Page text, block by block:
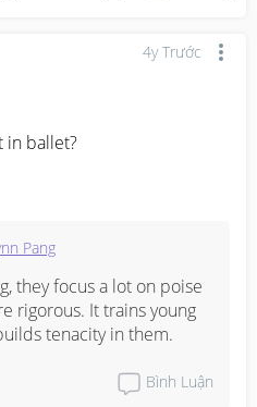
4y Trước
in ballet?
Pang
they focus a lot on poise
rigorous. It trains young
tenacity in them.
Bình Luận